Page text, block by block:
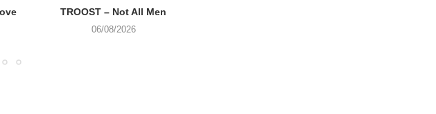
TROOST – Not All Men
06/08/2026